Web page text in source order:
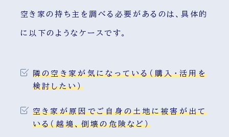
空き家の持ち主を調べる必要があるのは、具体的
に以下のようなケースです。
隣の空き家が気になっている（購入・活用を
検討したい）
空き家が原因でご自身の土地に被害が出て
いる（越境、倒壊の危険など）